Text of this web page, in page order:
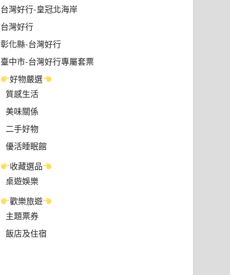
台灣好行-皇冠北海岸
台灣好行
彰化縣-台灣好行
臺中市-台灣好行專屬套票
好物嚴選
質感生活
美味關係
二手好物
優活睡眠館
收藏選品
桌遊娛樂
歡樂旅遊
主題票券
飯店及住宿